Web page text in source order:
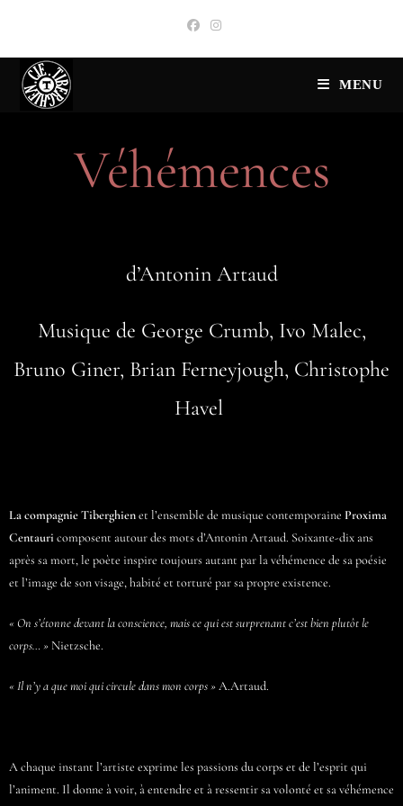
MENU
Véhémences
d’Antonin Artaud
Musique de George Crumb, Ivo Malec,
Bruno Giner, Brian Ferneyjough, Christophe
Havel
La compagnie Tiberghienet l’ensemble de musique contemporaine Proxima
Centauri composent autour des mots d’Antonin Artaud. Soixante-dix ans
après sa mort, le poète inspire toujours autant par la véhémence de sa poésie
et l’image de son visage, habité et torturé par sa propre existence.
« On s’étonne devant la conscience, mais ce qui est surprenant c’est bien plutôt le
corps… »Nietzsche.
« Il n’y a que moi qui circule dans mon corps »A.Artaud.
A chaque instant l’artiste exprime les passions du corps et de l’esprit qui
l’animent. Il donne à voir, à entendre et à ressentir sa volonté et sa véhémence